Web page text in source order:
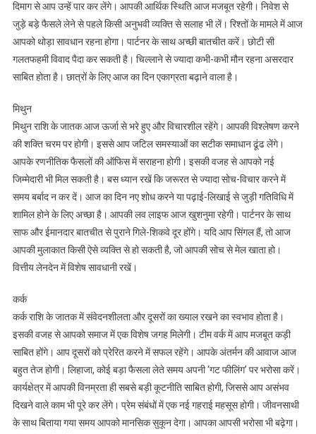
दिमाग से आप उन्हें पार कर लेंगे। आपकी आर्थिक स्थिति आज मजबूत रहेगी। निवेश से
जुड़े बड़े फैसले लेने से पहले किसी अनुभवी व्यक्ति से सलाह भी लें। रिश्तों के मामले में आज
आपको थोड़ा सावधान रहना होगा। पार्टनर के साथ अच्छी बातचीत करें। छोटी सी
गलतफहमी विवाद पैदा कर सकती है। चिल्लाने से ज्यादा कभी-कभी मौन रहना असरदार
साबित होता है। छात्रों के लिए आज का दिन एकाग्रता बढ़ाने वाला है।
मिथुन
मिथुन राशि के जातक आज ऊर्जा से भरे हुए और विचारशील रहेंगे। आपकी विश्लेषण करने
की शक्ति चरम पर होगी। इससे आप जटिल समस्याओं का सटीक समाधान ढूंढ लेंगे।
आपके रणनीतिक फैसलों की ऑफिस में सराहना होगी। इसकी वजह से आपको नई
जिम्मेदारी भी मिल सकती है। बस ध्यान रखें कि जरूरत से ज्यादा सोच-विचार करने में
समय बर्बाद न कर दें। आज का दिन नए शोध करने या पढ़ाई-लिखाई से जुड़ी गतिविधि में
शामिल होने के लिए अच्छा है। आपकी लव लाइफ आज खुशनुमा रहेगी। पार्टनर के साथ
साफ और ईमानदार बातचीत से पुराने गिले-शिकवे दूर होंगे। यदि आप सिंगल हैं, तो आज
आपकी मुलाकात किसी ऐसे व्यक्ति से हो सकती है, जो आपकी सोच से मेल खाता हो।
वित्तीय लेनदेन में विशेष सावधानी रखें।
कर्क
कर्क राशि के जातक में संवेदनशीलता और दूसरों का ख्याल रखने का स्वभाव होता है।
इसकी वजह से आपको समाज में एक विशेष जगह मिलेगी। टीम वर्क में आप मजबूत कड़ी
साबित होंगे। आप दूसरों को प्रेरित करने में सफल रहेंगे। आपके अंतर्मन की आवाज आज
बहुत तेज होगी। लिहाजा, कोई बड़ा फैसला लेते समय अपनी ‘गट फीलिंग’ पर भरोसा करें।
कार्यक्षेत्र में आपकी विनम्रता ही सबसे बड़ी कूटनीति साबित होगी, जिससे आप असंभव
दिखने वाले काम भी पूरे कर लेंगे। प्रेम संबंधों में एक नई गहराई महसूस होगी। जीवनसाथी
के साथ बिताया गया समय आपको मानसिक सुकून देगा। आपका आपसी भरोसा भी बढ़ेगा।